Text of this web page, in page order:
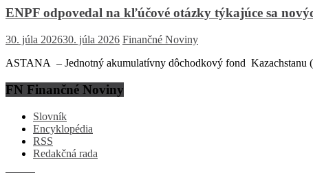
ENPF odpovedal na kľúčové otázky týkajúce sa
30. júla 202630. júla 2026 Finančné Noviny
ASTANA – Jednotný akumulatívny dôchodkový fond Kazachstanu
FN Finančné Noviny
Slovník
Encyklopédia
RSS
Redakčná rada